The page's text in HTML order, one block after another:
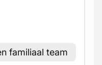
familiaal team